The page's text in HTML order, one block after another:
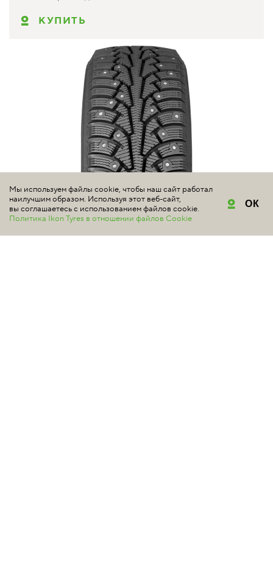
КУПИТЬ
Мы используем файлы cookie, чтобы наш сайт работал
наилучшим образом. Используя этот веб-сайт,
вы соглашаетесь с использованием файлов cookie.
Политика Ikon Tyres в отношении файлов Cookie
ОК